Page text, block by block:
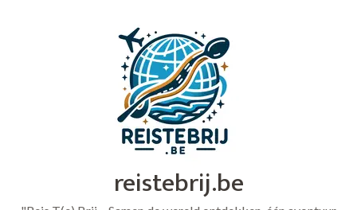
reistebrij.be